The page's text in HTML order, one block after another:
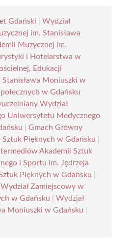
Gdański |Wydział
im. Stanisława
Muzycznej im.
i Hotelarstwa w
Edukacji
Moniuszki w
w Gdańsku
Wydział
Uniwersytetu Medycznego
|Gmach Główny
Sztuk Pięknych w Gdańsku
Akademii Sztuk
i Sportu im. Jędrzeja
Pięknych w Gdańsku
Zamiejscowy w
w Gdańsku |Wydział
Moniuszki w Gdańsku